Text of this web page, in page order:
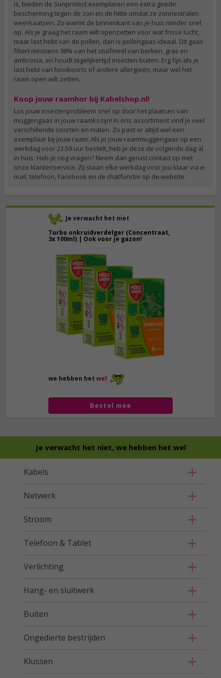
Je verwacht het niet
Turbo onkruidverdelger (Concentraat,
3x 100ml) | Ook voor je gazon!
we hebben het wel
Bestel mee
is, bieden de Sunprotect exemplaren een extra goede
bescherming tegen de zon en de hitte omdat ze zonnestralen
weerkaatsen. Zo warmt de binnenkant van je huis minder snel
op. Als je graag het raam wilt openzetten voor wat frisse lucht,
maar last hebt van de pollen, dan is pollengaas ideaal. Dit gaas
filtert minstens 98% van het stuifmeel van berken, gras en
ambrosia, en houdt tegelijkertijd insecten buiten. Erg fijn als je
last hebt van hooikoorts of andere allergieën, maar wel het
raam open wilt zetten.
Koop jouw raamhor bij Kabelshop.nl!
Los jouw insectenprobleem snel op door het plaatsen van
muggengaas in jouw raamkozijn! In ons assortiment vind je veel
verschillende soorten en maten. Zo past er altijd wel een
exemplaar bij jouw raam. Als je jouw raammuggengaas op een
werkdag voor 23.59 uur bestelt, heb je deze de volgende dag al
in huis. Heb je nog vragen? Neem dan gerust contact op met
onze klantenservice. Zij staan elke werkdag voor jou klaar via e-
mail, telefoon, Facebook en de chatfunctie op de website.
Je verwacht het niet, we hebben het wel
Kabels
Netwerk
Stroom
Telefoon & Tablet
Verlichting
Hang- en sluitwerk
Buiten
Ongedierte bestrijden
Klussen